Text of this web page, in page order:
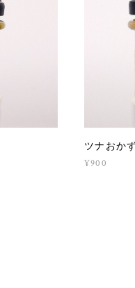
ツナおか
¥900